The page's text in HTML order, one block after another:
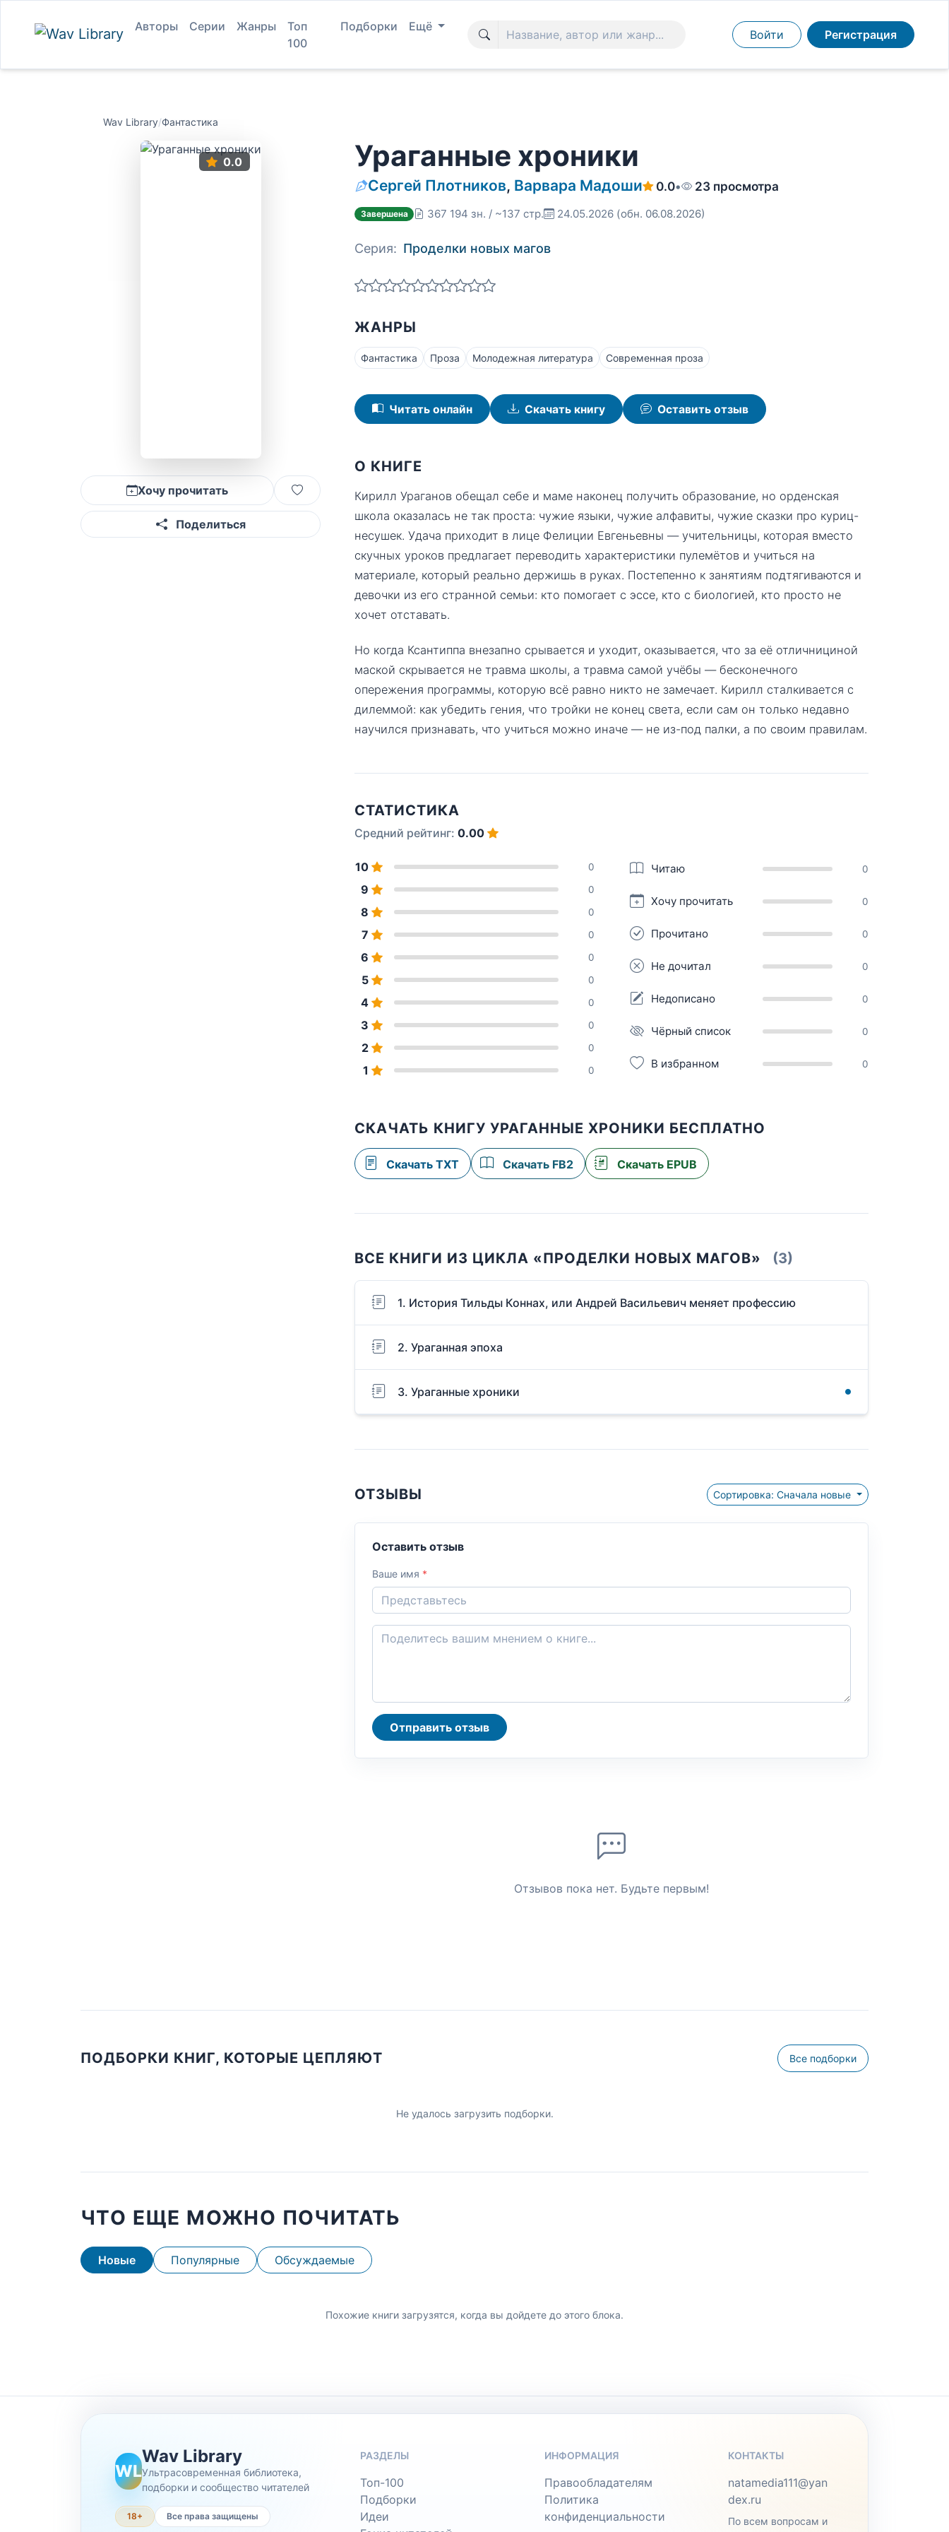
Авторы Серии Жанры
Топ
100
Подборки Ещё
Войти Регистрация
Wav Library/Фантастика
0.0
Хочу прочитать
Поделиться
Ураганные хроники
Сергей Плотников, Варвара Мадоши 0.0• 23 просмотра
Завершена 367 194 зн. / ~137 стр. 24.05.2026 (обн. 06.08.2026)
Серия: Проделки новых магов
ЖАНРЫ
Фантастика Проза Молодежная литература Современная проза
Читать онлайн Скачать книгу Оставить отзыв
О КНИГЕ
Кирилл Ураганов обещал себе и маме наконец получить образование, но орденская
школа оказалась не так проста: чужие языки, чужие алфавиты, чужие сказки про куриц-
несушек. Удача приходит в лице Фелиции Евгеньевны — учительницы, которая вместо
скучных уроков предлагает переводить характеристики пулемётов и учиться на
материале, который реально держишь в руках. Постепенно к занятиям подтягиваются и
девочки из его странной семьи: кто помогает с эссе, кто с биологией, кто просто не
хочет отставать.
Но когда Ксантиппа внезапно срывается и уходит, оказывается, что за её отличнициной
маской скрывается не травма школы, а травма самой учёбы — бесконечного
опережения программы, которую всё равно никто не замечает. Кирилл сталкивается с
дилеммой: как убедить гения, что тройки не конец света, если сам он только недавно
научился признавать, что учиться можно иначе — не из-под палки, а по своим правилам.
СТАТИСТИКА
Средний рейтинг: 0.00
10 0
9 0
8 0
7 0
6 0
5 0
4 0
3 0
2 0
1 0
Читаю 0
Хочу прочитать 0
Прочитано 0
Не дочитал 0
Недописано 0
Чёрный список 0
В избранном 0
СКАЧАТЬ КНИГУ УРАГАННЫЕ ХРОНИКИ БЕСПЛАТНО
Скачать TXT Скачать FB2 Скачать EPUB
ВСЕ КНИГИ ИЗ ЦИКЛА «ПРОДЕЛКИ НОВЫХ МАГОВ» (3)
1. История Тильды Коннах, или Андрей Васильевич меняет профессию
2. Ураганная эпоха
3. Ураганные хроники
ОТЗЫВЫ Сортировка: Сначала новые
Оставить отзыв
Ваше имя *
Отправить отзыв
Отзывов пока нет. Будьте первым!
ПОДБОРКИ КНИГ, КОТОРЫЕ ЦЕПЛЯЮТ Все подборки
Не удалось загрузить подборки.
ЧТО ЕЩЕ МОЖНО ПОЧИТАТЬ
Новые Популярные Обсуждаемые
Похожие книги загрузятся, когда вы дойдете до этого блока.
WL
Wav Library
Ультрасовременная библиотека,
подборки и сообщество читателей
18+ Все права защищены
РАЗДЕЛЫ
Топ-100
Подборки
Идеи
ИНФОРМАЦИЯ
Правообладателям
Политика
конфиденциальности
КОНТАКТЫ
natamedia111@yan
dex.ru
По всем вопросам и